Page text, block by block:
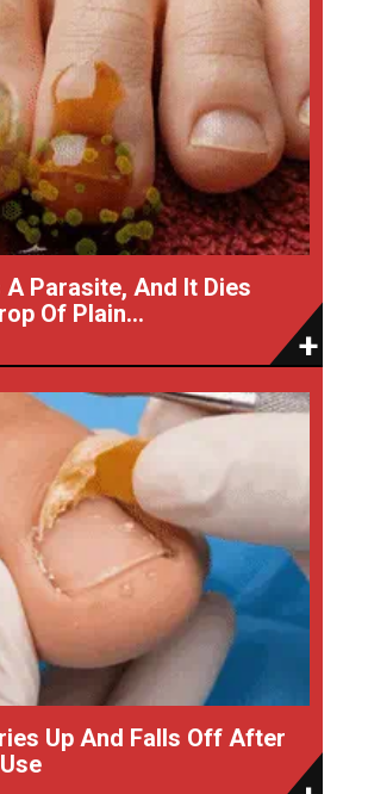
A Parasite, And It Dies
Of Plain...
Up And Falls Off After